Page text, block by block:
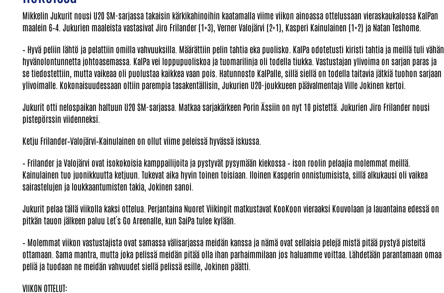
Mikkelin Jukurit nousi U20 SM-sarjassa takaisin kärkikahinoihin kaatamalla viime viikon ainoassa ottelussaan vieraskaukalossa KalPan
maalein 6–4. Jukurien maaleista vastasivat Jiro Frilander (1+3), Verner Valojärvi (2+1), Kasperi Kainulainen (1+2) ja Natan Teshome.
– Hyvä peliin lähtö ja pelattiin omilla vahvuuksilla. Määrättiin pelin tahtia eka puolisko. KalPa odotetusti kiristi tahtia ja meillä tuli vähän
hyvänolontunnetta johtoasemassa. KalPa vei loppupuoliskoa ja tuomarilinja oli todella tiukka. Vastustajan ylivoima on sarjan paras ja
se tiedostettiin, mutta vaikeaa oli puolustaa kaikkea vaan pois. Hatunnosto KalPalle, sillä siellä on todella taitavia jätkiä tuohon sarjaan
ylivoimalle. Kokonaisuudessaan oltiin parempia tasakentällisin, Jukurien U20-joukkueen päävalmentaja Ville Jokinen kertoi.
Jukurit otti nelospaikan haltuun U20 SM-sarjassa. Matkaa sarjakärkeen Porin Ässiin on nyt 10 pistettä. Jukurien Jiro Frilander nousi
pistepörssin viidenneksi.
Ketju Frilander–Valojärvi–Kainulainen on ollut viime peleissä hyvässä iskussa.
– Frilander ja Valojärvi ovat isokokoisia kamppailijoita ja pystyvät pysymään kiekossa – ison roolin pelaajia molemmat meillä.
Kainulainen tuo juonikkuutta ketjuun. Tukevat aika hyvin toinen toisiaan. Iloinen Kasperin onnistumisista, sillä alkukausi oli vaikea
sairastelujen ja loukkaantumisten takia, Jokinen sanoi.
Jukurit pelaa tällä viikolla kaksi ottelua. Perjantaina Nuoret Viikingit matkustavat KooKoon vieraaksi Kouvolaan ja lauantaina edessä on
pitkän tauon jälkeen paluu Let´s Go Areenalle, kun SaiPa tulee kylään.
– Molemmat viikon vastustajista ovat samassa välisarjassa meidän kanssa ja nämä ovat sellaisia pelejä mistä pitää pystyä pisteitä
ottamaan. Sama mantra, mutta joka pelissä meidän pitää olla ihan parhaimmilaan jos haluamme voittaa. Lähdetään parantamaan omaa
peliä ja tuodaan ne meidän vahvuudet siellä pelissä esille, Jokinen päätti.
VIIKON OTTELUT: